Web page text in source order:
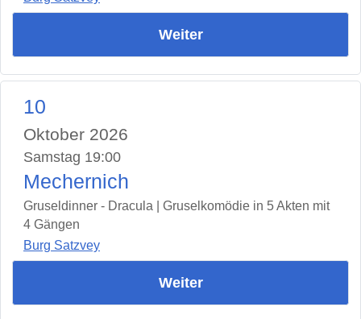
Weiter
10
Oktober 2026
Samstag 19:00
Mechernich
Gruseldinner - Dracula | Gruselkomödie in 5 Akten mit
4 Gängen
Burg Satzvey
Weiter